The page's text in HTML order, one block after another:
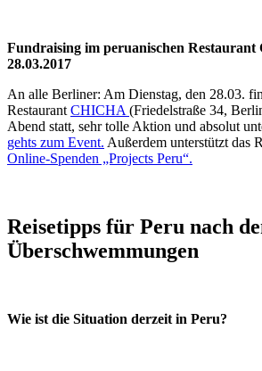
Fundraising im peruanischen Restaurant
28.03.2017
An alle Berliner: Am Dienstag, den 28.03.
RestaurantCHICHA(Friedelstraße 34,
Abend statt, sehr tolle Aktion und absolut
gehts zum Event. Außerdem unterstützt das
Online-Spenden „Projects Peru“.
Reisetipps für Peru nach
Überschwemmungen
Wie ist die Situation derzeit in Peru?